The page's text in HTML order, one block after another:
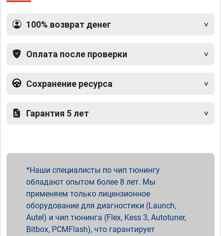
100% возврат денег
Оплата после проверки
Сохранение ресурса
Гарантия 5 лет
Наши специалисты по чип тюнингу
обладают опытом более 8 лет. Мы
применяем только лицензионное
оборудование для диагностики (Launch,
Autel) и чип тюнинга (Flex, Kess 3, Autotuner,
Bitbox, PCMFlash), что гарантирует